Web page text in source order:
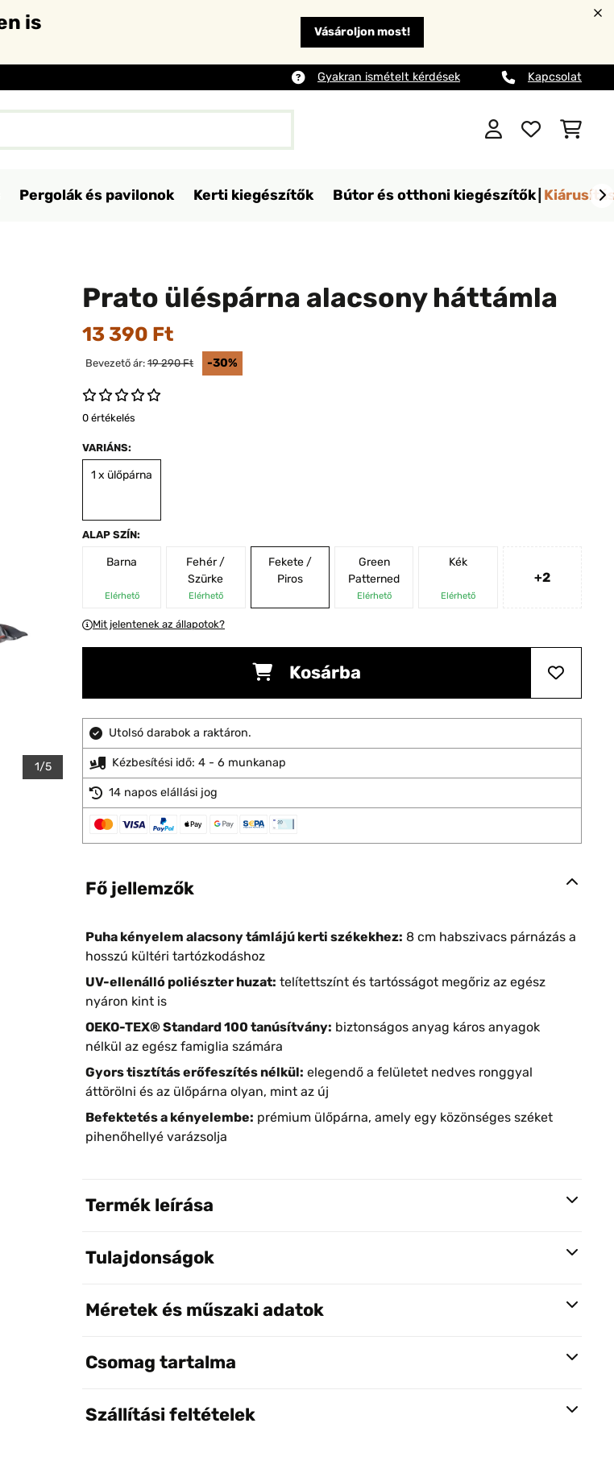
is Vásároljon most!
Gyakran ismételt kérdések Kapcsolat
Pergolák és pavilonok Kerti kiegészítők Bútor és otthoni kiegészítők
1/5
Prato üléspárna alacsony háttámla
13 390 Ft
Bevezető ár: 19 290 Ft -30%
0 értékelés
VARIÁNS:
1 x ülőpárna
ALAP SZÍN:
Barna
Elérhető
Fehér /
Szürke
Elérhető
Fekete /
Piros
Green
Patterned
Elérhető
Kék
Elérhető
+2
Mit jelentenek az állapotok?
Kosárba
Utolsó darabok a raktáron.
Kézbesítési idő: 4 - 6 munkanap
14 napos elállási jog
Fő jellemzők
Puha kényelem alacsony támlájú kerti székekhez: 8 cm habszivacs párnázás a
hosszú kültéri tartózkodáshoz
UV-ellenálló poliészter huzat: telítettszínt és tartósságot megőriz az egész
nyáron kint is
OEKO-TEX® Standard 100 tanúsítvány: biztonságos anyag káros anyagok
nélkül az egész famiglia számára
Gyors tisztítás erőfeszítés nélkül: elegendő a felületet nedves ronggyal
áttörölni és az ülőpárna olyan, mint az új
Befektetés a kényelembe: prémium ülőpárna, amely egy közönséges széket
pihenőhellyé varázsolja
Termék leírása
Tulajdonságok
Méretek és műszaki adatok
Csomag tartalma
Szállítási feltételek